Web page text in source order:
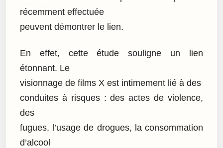
récemment effectuée
peuvent démontrer le lien.
En effet, cette étude souligne un lien
étonnant. Le
visionnage de films X est intimement lié à des
conduites à risques : des actes de violence,
des
fugues, l’usage de drogues, la consommation
d’alcool